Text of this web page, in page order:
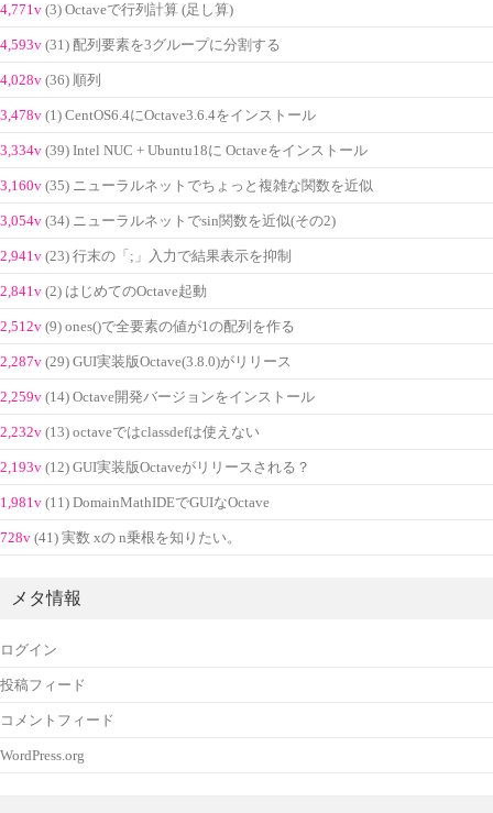
4,771v (3) Octaveで行列計算 (足し算)
4,593v (31) 配列要素を3グループに分割する
4,028v (36) 順列
3,478v (1) CentOS6.4にOctave3.6.4をインストール
3,334v (39) Intel NUC + Ubuntu18に Octaveをインストール
3,160v (35) ニューラルネットでちょっと複雑な関数を近似
3,054v (34) ニューラルネットでsin関数を近似(その2)
2,941v (23) 行末の「;」入力で結果表示を抑制
2,841v (2) はじめてのOctave起動
2,512v (9) ones()で全要素の値が1の配列を作る
2,287v (29) GUI実装版Octave(3.8.0)がリリース
2,259v (14) Octave開発バージョンをインストール
2,232v (13) octaveではclassdefは使えない
2,193v (12) GUI実装版Octaveがリリースされる？
1,981v (11) DomainMathIDEでGUIなOctave
728v (41) 実数 xの n乗根を知りたい。
メタ情報
ログイン
投稿フィード
コメントフィード
WordPress.org